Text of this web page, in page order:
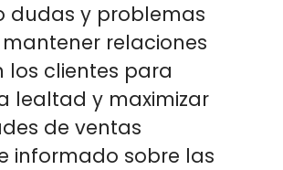
dudas y problemas
relaciones
los clientes para
lealtad y maximizar
de ventas
informado sobre las